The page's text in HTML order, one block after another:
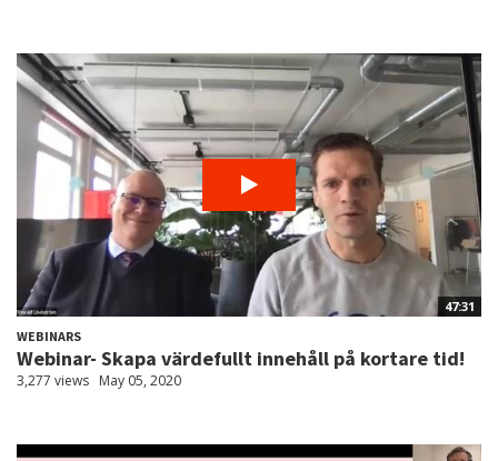
47:31
WEBINARS
Webinar- Skapa värdefullt innehåll på kortare tid!
3,277 views May 05, 2020